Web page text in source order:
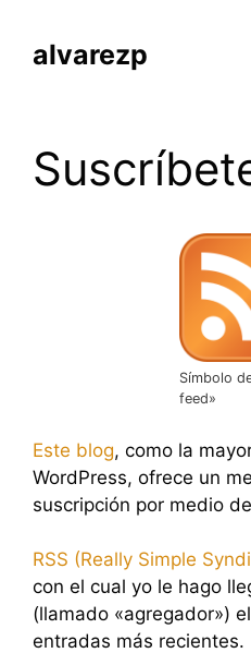
contenido
alvarezp
Símbolo
feed»
Este blog, como la
WordPress, ofrece un
suscripción por medio
RSS (Really Simple
con el cual yo le hago
(llamado «agregador»)
entradas más recientes.